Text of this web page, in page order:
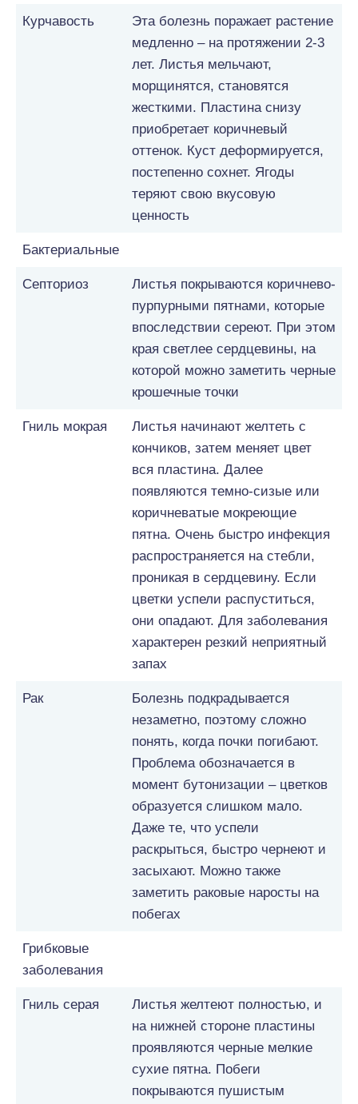
Курчавость
Эта болезнь поражает растение
медленно – на протяжении 2-3
лет. Листья мельчают,
морщинятся, становятся
жесткими. Пластина снизу
приобретает коричневый
оттенок. Куст деформируется,
постепенно сохнет. Ягоды
теряют свою вкусовую
ценность
Бактериальные
Септориоз
Листья покрываются коричнево-
пурпурными пятнами, которые
впоследствии сереют. При этом
края светлее сердцевины, на
которой можно заметить черные
крошечные точки
Гниль мокрая
Листья начинают желтеть с
кончиков, затем меняет цвет
вся пластина. Далее
появляются темно-сизые или
коричневатые мокреющие
пятна. Очень быстро инфекция
распространяется на стебли,
проникая в сердцевину. Если
цветки успели распуститься,
они опадают. Для заболевания
характерен резкий неприятный
запах
Рак
Болезнь подкрадывается
незаметно, поэтому сложно
понять, когда почки погибают.
Проблема обозначается в
момент бутонизации – цветков
образуется слишком мало.
Даже те, что успели
раскрыться, быстро чернеют и
засыхают. Можно также
заметить раковые наросты на
побегах
Грибковые
заболевания
Гниль серая
Листья желтеют полностью, и
на нижней стороне пластины
проявляются черные мелкие
сухие пятна. Побеги
покрываются пушистым